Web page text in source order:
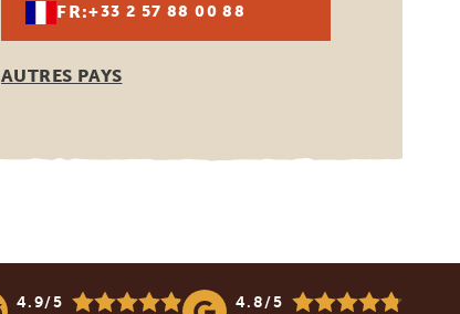
FR:+33 2 57 88 00 88
AUTRES PAYS
4.9/5 4.8/5